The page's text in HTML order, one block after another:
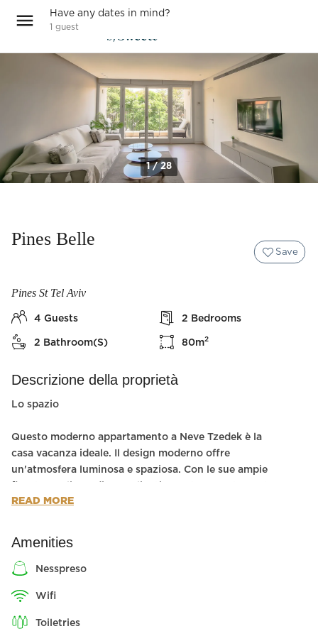
Have any dates in mind?
1 guest
1 / 28
Pines Belle
Save
Pines St Tel Aviv
4 Guests 2 Bedrooms
2 Bathroom(s) 80m2
Descrizione della proprietà
Lo spazio
Questo moderno appartamento a Neve Tzedek è la
casa vacanza ideale. Il design moderno offre
un'atmosfera luminosa e spaziosa. Con le sue ampie
è adatto a regalarvi un'esperienza di vacanza
permetterà di godere delle lunghe notti estive.
rende perfetto per un viaggio in famiglia o un
Abbiamo una camera di sicurezza (mamad) su ogni
READ MORE
Amenities
nesspreso
wifi
toiletries